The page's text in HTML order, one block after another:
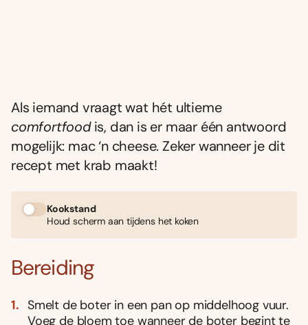
Als iemand vraagt wat hét ultieme
comfortfoodis, dan is er maar één antwoord
mogelijk: mac ‘n cheese. Zeker wanneer je dit
recept met krab maakt!
Kookstand
Houd scherm aan tijdens het koken
Bereiding
Smelt de boter in een pan op middelhoog vuur.
Voeg de bloem toe wanneer de boter begint te